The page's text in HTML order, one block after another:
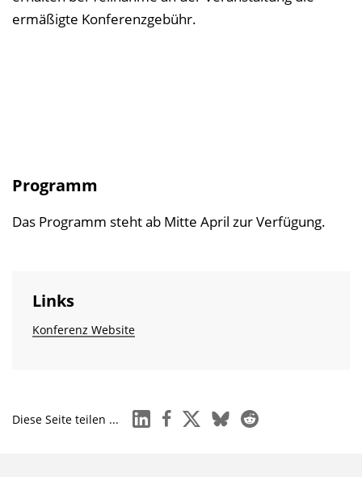
ermäßigte Konferenzgebühr.
Programm
Das Programm steht ab Mitte April zur Verfügung.
Links
Konferenz Website
Diese Seite teilen ... linkedinfacebook
x blueskyreddit